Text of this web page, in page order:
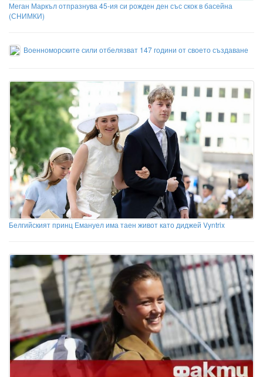
Меган Маркъл отпразнува 45-ия си рожден ден със скок в басейна
(СНИМКИ)
Военноморските сили отбелязват 147 години от своето създаване
Белгийският принц Емануел има таен живот като диджей Vyntrix